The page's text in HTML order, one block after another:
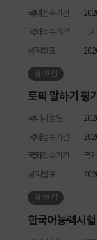
국내 접수기간
국외 접수기간
국
성적발표
접수마감
토픽 말하기 평
국내시험일
국내 접수기간
국외 접수기간
국
성적발표
접수마감
한국어능력시